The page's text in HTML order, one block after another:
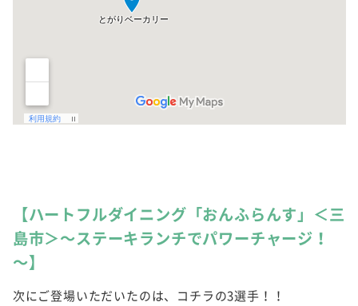
【ハートフルダイニング「おんふらんす」＜三
島市＞～ステーキランチでパワーチャージ！
～】
次にご登場いただいたのは、コチラの3選手！！